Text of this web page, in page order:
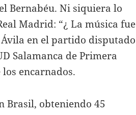
Bernabéu. Ni siquiera lo
Madrid: “¿ La música fue
en el partido disputado
Salamanca de Primera
encarnados.
Brasil, obteniendo 45